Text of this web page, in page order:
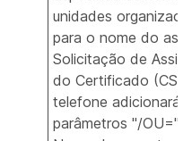
unidades
para o nome do
Solicitação de
do Certificado
telefone adicionará
parâmetros "/OU="